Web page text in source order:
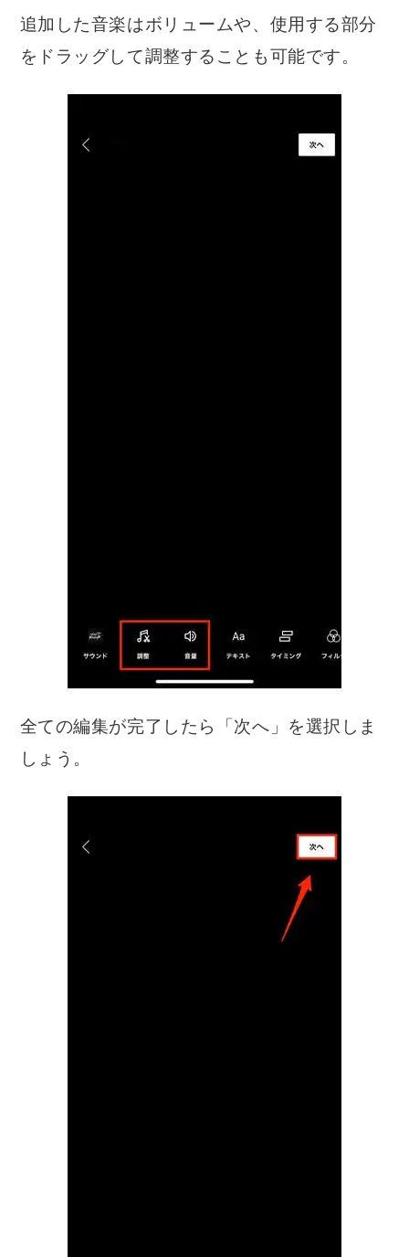
追加した音楽はボリュームや、使用する部分
をドラッグして調整することも可能です。
全ての編集が完了したら「次へ」を選択しま
しょう。